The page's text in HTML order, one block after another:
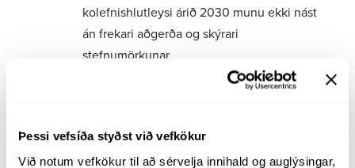
Þessi vefsíða styðst við vefkökur
Við notum vefkökur til að sérvelja innihald og auglýsingar,
kolefnishlutleysi árið 2030 munu ekki nást
án frekari aðgerða og skýrari
stefnumörkunar.
Orkuspánni sem kynnt var í dag er ætlað að
Íslandi og skapa um leið umræðu um
orkumál.